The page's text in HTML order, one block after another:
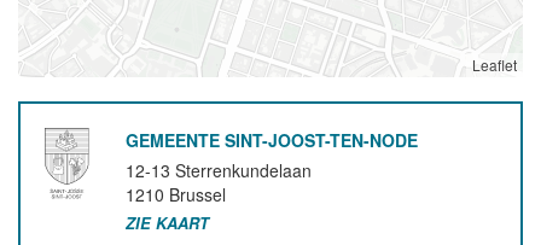
Leaflet
GEMEENTE SINT-JOOST-TEN-NODE
12-13 Sterrenkundelaan
1210 Brussel
ZIE KAART